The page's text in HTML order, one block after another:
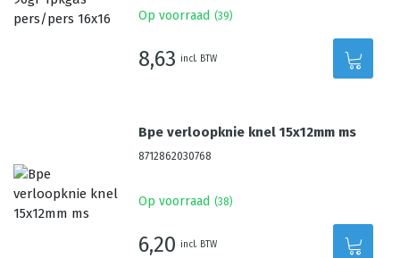
Op voorraad (39)
8,63 incl. BTW
Bpe verloopknie knel 15x12mm ms
8712862030768
Op voorraad (38)
6,20 incl. BTW